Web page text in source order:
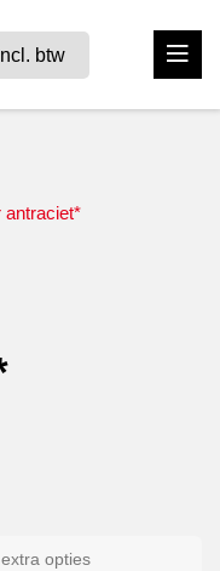
Incl. btw
antraciet*
opties